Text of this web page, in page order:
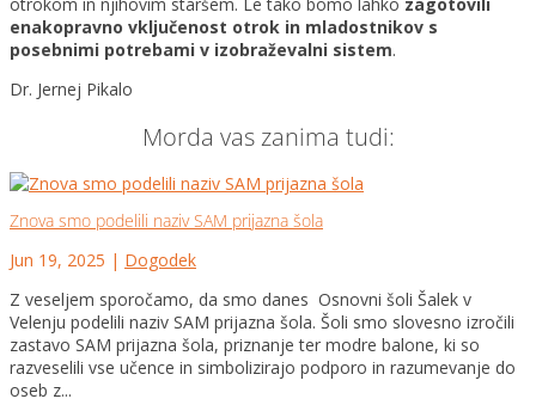
enakopravno vključenost otrok in mladostnikov s
posebnimi potrebami v izobraževalni sistem.
Dr. Jernej Pikalo
Morda vas zanima tudi:
Znova smo podelili naziv SAM prijazna šola
Jun 19, 2025 | Dogodek
Z veseljem sporočamo, da smo danes Osnovni šoli Šalek v
Velenju podelili naziv SAM prijazna šola. Šoli smo slovesno izročili
zastavo SAM prijazna šola, priznanje ter modre balone, ki so
razveselili vse učence in simbolizirajo podporo in razumevanje do
oseb z...